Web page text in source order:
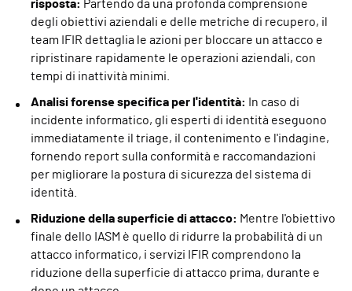
risposta: Partendo da una profonda comprensione
degli obiettivi aziendali e delle metriche di recupero, il
team IFIR dettaglia le azioni per bloccare un attacco e
ripristinare rapidamente le operazioni aziendali, con
tempi di inattività minimi.
Analisi forense specifica per l'identità:
In caso di
incidente informatico, gli esperti di identità eseguono
immediatamente il triage, il contenimento e l'indagine,
fornendo report sulla conformità e raccomandazioni
per migliorare la postura di sicurezza del sistema di
identità.
Riduzione della superficie di attacco: Mentre l'obiettivo
finale dello IASM è quello di ridurre la probabilità di un
attacco informatico, i servizi IFIR comprendono la
riduzione della superficie di attacco prima, durante e